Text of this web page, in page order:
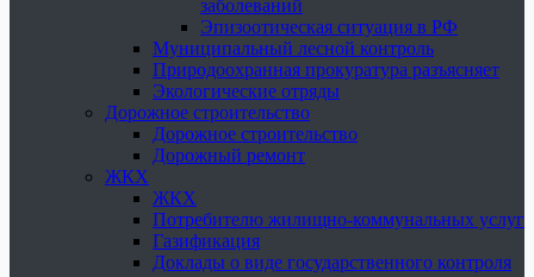
заболеваний
Эпизоотическая ситуация в РФ
Муниципальный лесной контроль
Природоохранная прокуратура разъясняет
Экологические отряды
Дорожное строительство
Дорожное строительство
Дорожный ремонт
ЖКХ
ЖКХ
Потребителю жилищно-коммунальных услуг
Газификация
Доклады о виде государственного контроля